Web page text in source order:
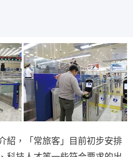
紹，「常旅客」目前初步安排